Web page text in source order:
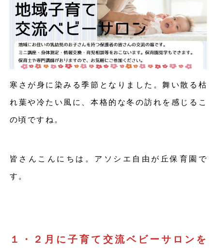
寒さが身に染みる季節となりました。舞い散る枯
れ葉や冷たい風に、本格的な冬の訪れを感じるこ
の頃ですね。
皆さんこんにちは。アソシエ自由が丘保育園で
す。
１・２月に子育て交流ベビーサロンを